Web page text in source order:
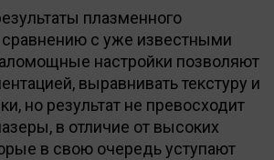
плазменного
с уже известными
настройки позволяют
выравнивать текстуру и
но результат не превосходит
в отличие от высоких
в свою очередь уступают